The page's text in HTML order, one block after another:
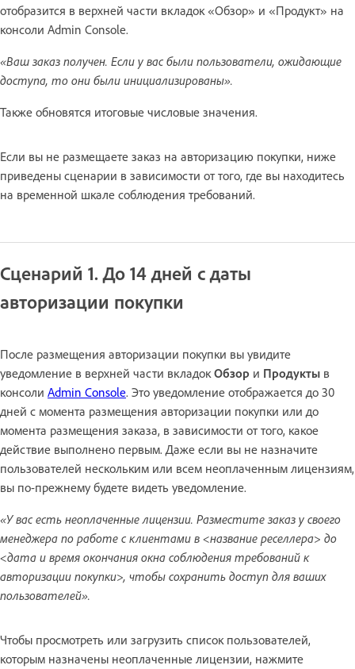
отобразится в верхней части вкладок «Обзор» и «Продукт» на
консоли Admin Console.
«Ваш заказ получен. Если у вас были пользователи, ожидающие
доступа, то они были инициализированы».
Также обновятся итоговые числовые значения.
Если вы не размещаете заказ на авторизацию покупки, ниже
приведены сценарии в зависимости от того, где вы находитесь
на временной шкале соблюдения требований.
Сценарий 1. До 14 дней с даты
авторизации покупки
После размещения авторизации покупки вы увидите
уведомление в верхней части вкладокОбзор и Продукты в
консоли Admin Console. Это уведомление отображается до 30
дней с момента размещения авторизации покупки или до
момента размещения заказа, в зависимости от того, какое
действие выполнено первым. Даже если вы не назначите
пользователей нескольким или всем неоплаченным лицензиям,
вы по-прежнему будете видеть уведомление.
«У вас есть неоплаченные лицензии. Разместите заказ у своего
менеджера по работе с клиентами в <название реселлера> до
<дата и время окончания окна соблюдения требований к
авторизации покупки>, чтобы сохранить доступ для ваших
пользователей».
Чтобы просмотреть или загрузить список пользователей,
которым назначены неоплаченные лицензии, нажмите